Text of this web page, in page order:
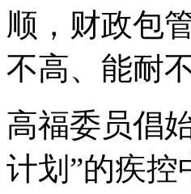
顺，财政包
不高、能耐
高福委员倡
计划”的疾